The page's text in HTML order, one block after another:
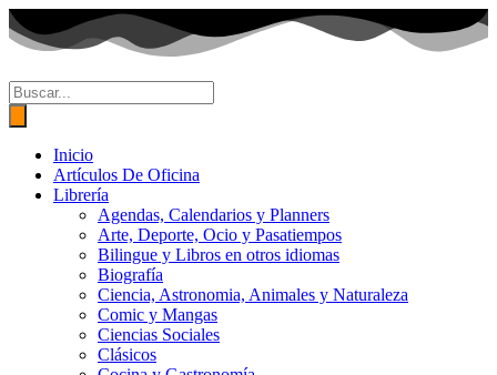
Ir
al
contenido
Búsqueda
de
productos
Inicio
Artículos De Oficina
Librería
Agendas, Calendarios y Planners
Arte, Deporte, Ocio y Pasatiempos
Bilingue y Libros en otros idiomas
Biografía
Ciencia, Astronomia, Animales y Naturaleza
Comic y Mangas
Ciencias Sociales
Clásicos